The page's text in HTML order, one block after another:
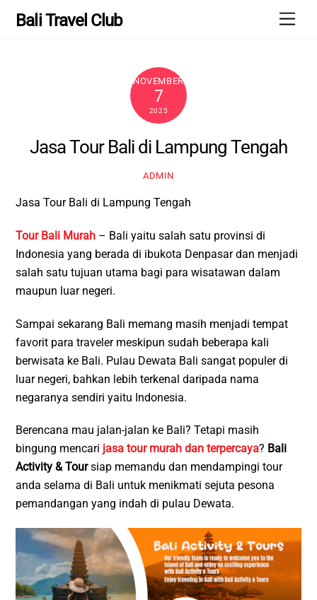
Bali Travel Club
NOVEMBER
7
2025
Jasa Tour Bali di Lampung Tengah
ADMIN
Jasa Tour Bali di Lampung Tengah
Tour Bali Murah – Bali yaitu salah satu provinsi di
Indonesia yang berada di ibukota Denpasar dan menjadi
salah satu tujuan utama bagi para wisatawan dalam
maupun luar negeri.
Sampai sekarang Bali memang masih menjadi tempat
favorit para traveler meskipun sudah beberapa kali
berwisata ke Bali. Pulau Dewata Bali sangat populer di
luar negeri, bahkan lebih terkenal daripada nama
negaranya sendiri yaitu Indonesia.
Berencana mau jalan-jalan ke Bali? Tetapi masih
bingung mencari jasa tour murah dan terpercaya? Bali
Activity & Toursiap memandu dan mendampingi tour
anda selama di Bali untuk menikmati sejuta pesona
pemandangan yang indah di pulau Dewata.